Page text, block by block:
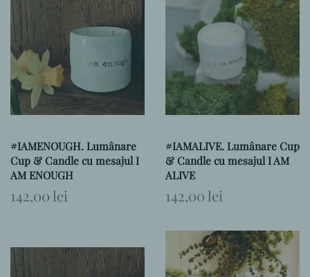
#IAMENOUGH. Lumânare
Cup & Candle cu mesajul I
AM ENOUGH
Preț
obișnuit
142,00 lei
#IAMALIVE. Lumânare Cup
& Candle cu mesajul I AM
ALIVE
Preț
obișnuit
142,00 lei